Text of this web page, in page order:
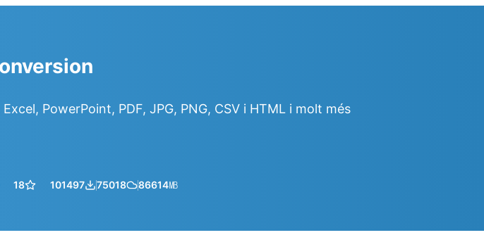
PowerPoint, PDF, JPG, PNG, CSV i HTML i molt més
18 101497 75018 86614㎆︎